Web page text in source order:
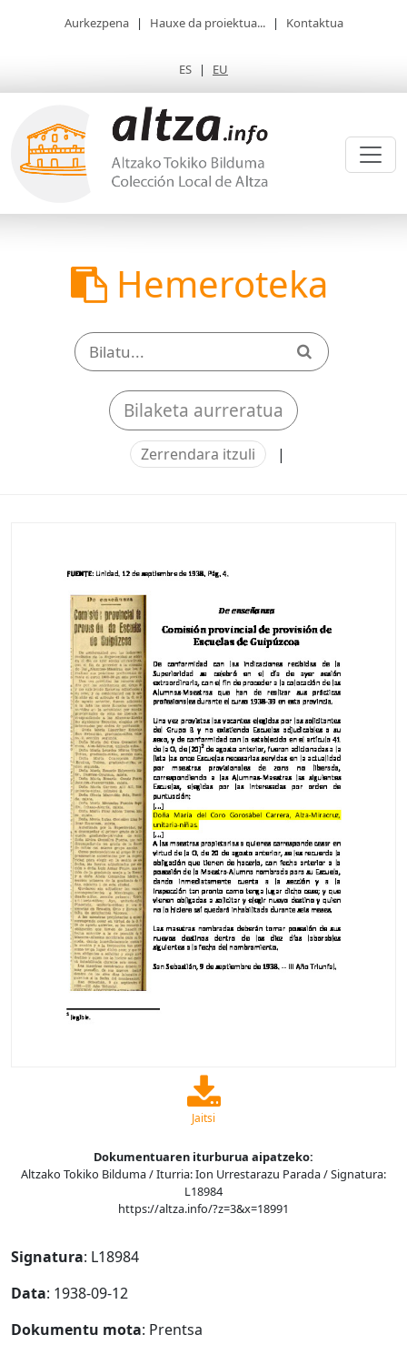
Aurkezpena | Hauxe da proiektua... | Kontaktua
ES | EU
Hemeroteka
Bilaketa aurreratua
Zerrendara itzuli |
Jaitsi
Dokumentuaren iturburua aipatzeko:
Altzako Tokiko Bilduma / Iturria: Ion Urrestarazu Parada / Signatura:
L18984
https://altza.info/?z=3&x=18991
Signatura: L18984
Data: 1938-09-12
Dokumentu mota: Prentsa